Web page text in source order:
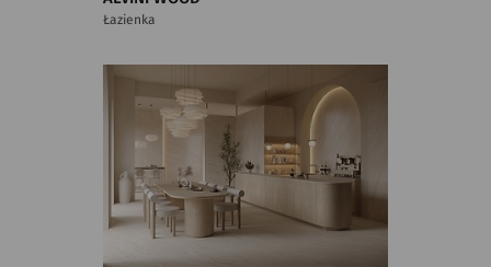
Łazienka